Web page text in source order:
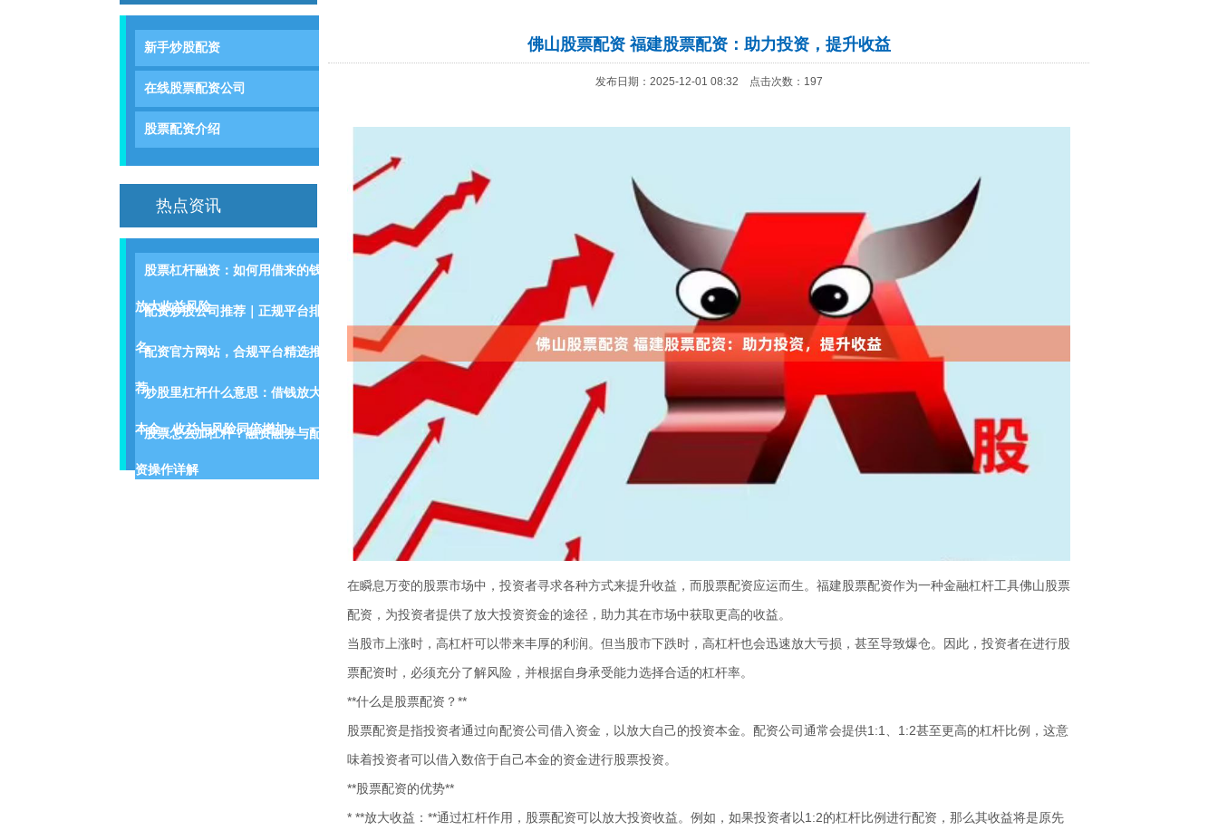
新手炒股配资
在线股票配资公司
股票配资介绍
热点资讯
股票杠杆融资：如何用借来的钱
放大收益风险
配资炒股公司推荐｜正规平台排
名配资官方网站，合规平台精选推
荐炒股里杠杆什么意思：借钱放大
本金，收益与风险同倍增加。
股票怎么加杠杆？融资融券与配
资操作详解
佛山股票配资 福建股票配资：助力投资，提升收益
发布日期：2025-12-01 08:32 点击次数：197
在瞬息万变的股票市场中，投资者寻求各种方式来提升收益，而股票配资应运而生。福建股票配资作为一种金融杠杆工具佛山股票
配资，为投资者提供了放大投资资金的途径，助力其在市场中获取更高的收益。
当股市上涨时，高杠杆可以带来丰厚的利润。但当股市下跌时，高杠杆也会迅速放大亏损，甚至导致爆仓。因此，投资者在进行股
票配资时，必须充分了解风险，并根据自身承受能力选择合适的杠杆率。
**什么是股票配资？**
股票配资是指投资者通过向配资公司借入资金，以放大自己的投资本金。配资公司通常会提供1:1、1:2甚至更高的杠杆比例，这意
味着投资者可以借入数倍于自己本金的资金进行股票投资。
**股票配资的优势**
* **放大收益：**通过杠杆作用，股票配资可以放大投资收益。例如，如果投资者以1:2的杠杆比例进行配资，那么其收益将是原先